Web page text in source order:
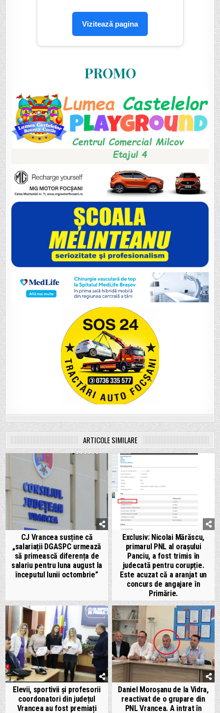
Vizitează pagina
PROMO
ARTICOLE SIMILARE
CJ Vrancea susține că
„salariații DGASPC urmează
să primească diferența de
salariu pentru luna august la
începutul lunii octombrie”
Exclusiv: Nicolai Mărăscu,
primarul PNL al orașului
Panciu, a fost trimis în
judecată pentru corupție.
Este acuzat că a aranjat un
concurs de angajare în
Primărie.
Elevii, sportivii și profesorii
coordonatori din județul
Vrancea au fost premiați
Daniel Moroșanu de la Vidra,
reactivat de o grupare din
PNL Vrancea. A intrat în